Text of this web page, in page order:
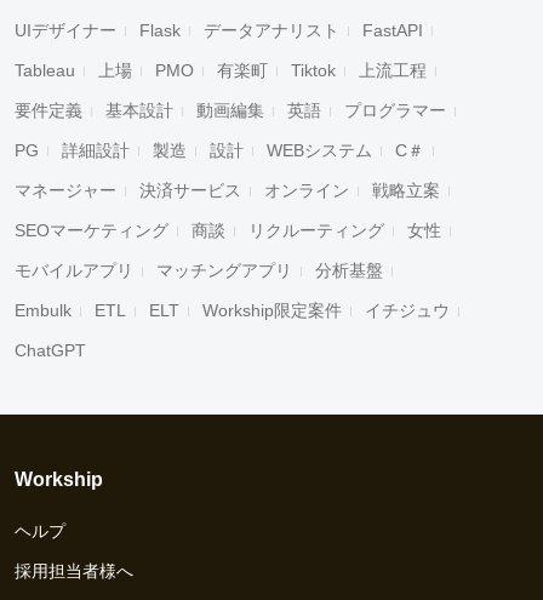
UIデザイナー Flask データアナリスト FastAPI
Tableau 上場 PMO 有楽町 Tiktok 上流工程
要件定義 基本設計 動画編集 英語 プログラマー
PG 詳細設計 製造 設計 WEBシステム C＃
マネージャー 決済サービス オンライン 戦略立案
SEOマーケティング 商談 リクルーティング 女性
モバイルアプリ マッチングアプリ 分析基盤
Embulk ETL ELT Workship限定案件 イチジュウ
ChatGPT
Workship
ヘルプ
採用担当者様へ